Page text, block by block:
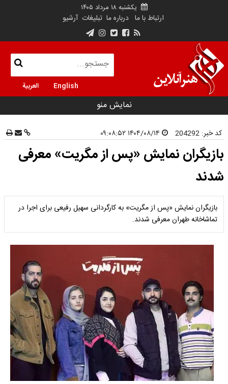
یکشنبه ۱۸ مرداد ۱۴۰۵
ارتباط با ما درباره ما تبلیغات آرشیو
English العربية
نمایش منو
کد خبر: 204292
بازیگران نمایش «پس از مگریت» معرفی
شدند
بازیگران نمایش «پس از مگریت» به کارگردانی سهیل رفیعی برای اجرا در
تماشاخانه طهران معرفی شدند.